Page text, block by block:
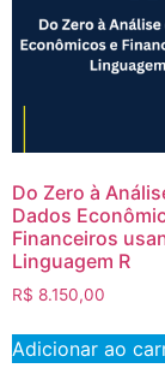
Do Zero à
Dados
Financeiros
Linguagem R
R$ 8.150,00
Adicionar ao